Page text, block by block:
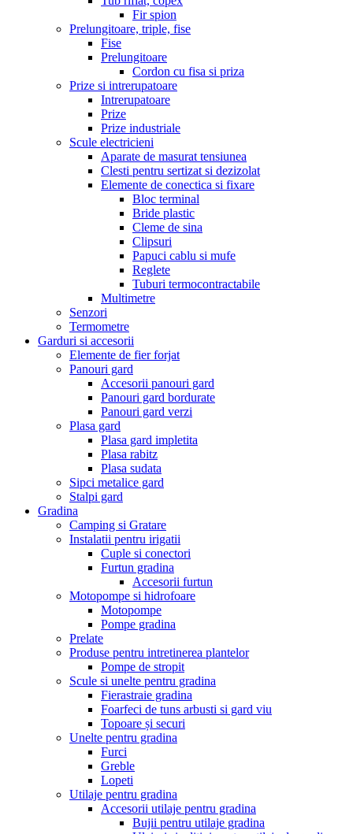
Fir spion
Prelungitoare, triple, fise
Fise
Prelungitoare
Cordon cu fisa si priza
Prize si intrerupatoare
Intrerupatoare
Prize
Prize industriale
Scule electricieni
Aparate de masurat tensiunea
Clesti pentru sertizat si dezizolat
Elemente de conectica si fixare
Bloc terminal
Bride plastic
Cleme de sina
Clipsuri
Papuci cablu si mufe
Reglete
Tuburi termocontractabile
Multimetre
Senzori
Termometre
Garduri si accesorii
Elemente de fier forjat
Panouri gard
Accesorii panouri gard
Panouri gard bordurate
Panouri gard verzi
Plasa gard
Plasa gard impletita
Plasa rabitz
Plasa sudata
Sipci metalice gard
Stalpi gard
Gradina
Camping si Gratare
Instalatii pentru irigatii
Cuple si conectori
Furtun gradina
Accesorii furtun
Motopompe si hidrofoare
Motopompe
Pompe gradina
Prelate
Produse pentru intretinerea plantelor
Pompe de stropit
Scule si unelte pentru gradina
Fierastraie gradina
Foarfeci de tuns arbusti si gard viu
Topoare și securi
Unelte pentru gradina
Furci
Greble
Lopeti
Utilaje pentru gradina
Accesorii utilaje pentru gradina
Bujii pentru utilaje gradina